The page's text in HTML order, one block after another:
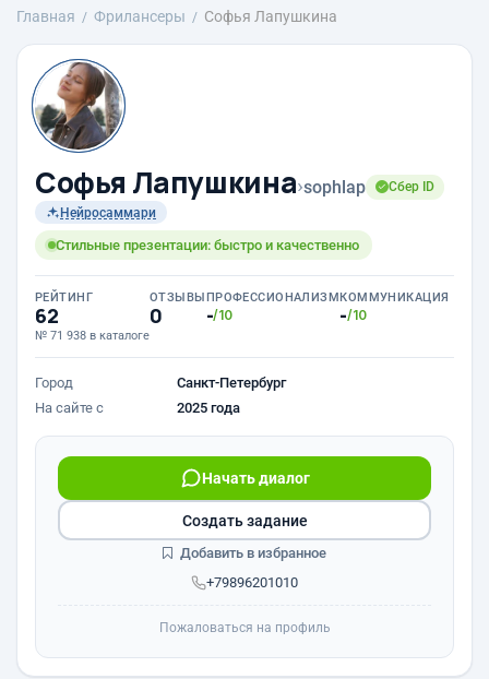
Главная Фрилансеры Софья Лапушкина
Софья Лапушкина›sophlap
Сбер ID
Нейросаммари
Стильные презентации: быстро и качественно
РЕЙТИНГ
62
№ 71 938 в каталоге
ОТЗЫВЫ
0
ПРОФЕССИОНАЛИЗМ
-/10
КОММУНИКАЦИЯ
-/10
Город
Санкт-Петербург
На сайте с
2025 года
+79896201010
Начать диалог
Создать задание
Добавить в избранное
Пожаловаться на профиль